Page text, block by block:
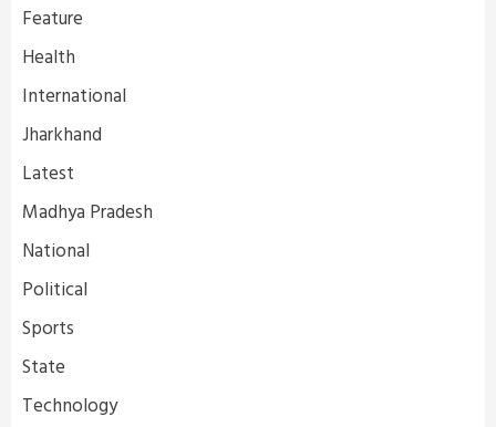
Feature
Health
International
Jharkhand
Latest
Madhya Pradesh
National
Political
Sports
State
Technology